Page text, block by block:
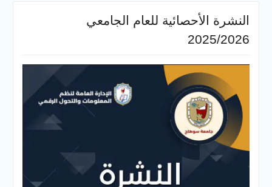
النشرة الأحصائية للعام الجامعي
2025/2026